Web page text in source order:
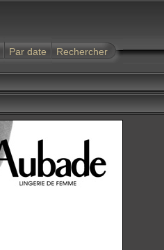
Par date Rechercher